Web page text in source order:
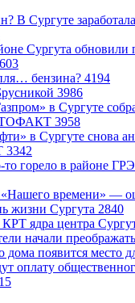
В Сургуте
Сургута обновили
бензина? 4194
3986
в Сургуте
3958
в Сургуте снова
3342
то горело в районе
времени» —
жизни Сургута 2840
ядра центра
начали
дома появится место
оплату